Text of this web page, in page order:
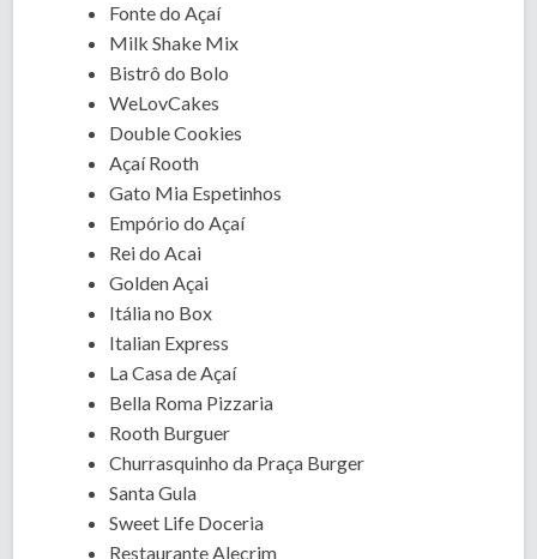
Fonte do Açaí
Milk Shake Mix
Bistrô do Bolo
WeLovCakes
Double Cookies
Açaí Rooth
Gato Mia Espetinhos
Empório do Açaí
Rei do Acai
Golden Açai
Itália no Box
Italian Express
La Casa de Açaí
Bella Roma Pizzaria
Rooth Burguer
Churrasquinho da Praça Burger
Santa Gula
Sweet Life Doceria
Restaurante Alecrim